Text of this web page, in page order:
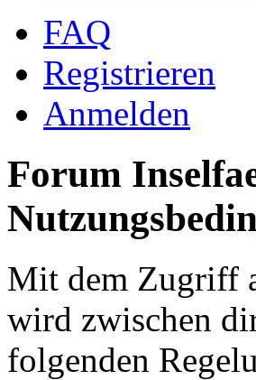
FAQ
Registrieren
Anmelden
Forum
Mit dem Zugriff
wird zwischen
folgenden